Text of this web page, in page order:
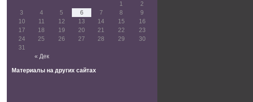
« Дек
1
2
3
4 5 6 7 8
9
10
11 12 13 14 15
16
17
18 19 20 21 22
23
24
25 26 27 28 29
30
31
Материалы на других сайтах